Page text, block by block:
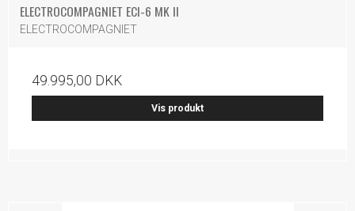
ELECTROCOMPAGNIET ECI-6 MK II
ELECTROCOMPAGNIET
49.995,00 DKK
Vis produkt